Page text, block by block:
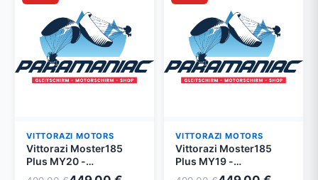
VITTORAZI MOTORS
Vittorazi Moster185
Plus MY20 -
KITH100MY20 - Moster
VITTORAZI MOTORS
Vittorazi Moster185
Plus MY19 -
KITH100MY19 - Moster